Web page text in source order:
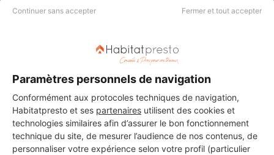
Continuer sans accepter Fermer et tout accepter
Paramètres personnels de navigation
Conformément aux protocoles techniques de navigation,
Habitatpresto et ses partenaires utilisent des cookies et
technologies similaires afin d’assurer le bon fonctionnement
technique du site, de mesurer l’audience de nos contenus, de
personnaliser votre expérience selon votre profil (particulier
PAS LE TEMPS DE
CHERCHER ?
Vous souhaitez réaliser des travaux et ne savez quel professionnel
choisir ? Demandez des devis travauxauprès de notre réseau de 5 000
professionnels partout en France.